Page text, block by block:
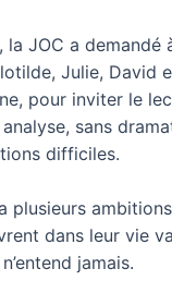
la JOC a demandé
Julie, David
pour inviter le
sans
difficiles.
plusieurs
dans leur vie
jamais.